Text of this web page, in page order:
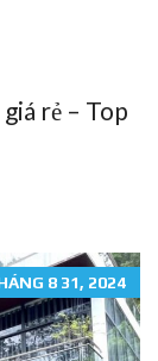
rẻ – Top
8 31, 2024